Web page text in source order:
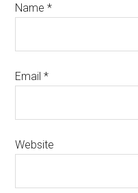
Name*
Email*
Website